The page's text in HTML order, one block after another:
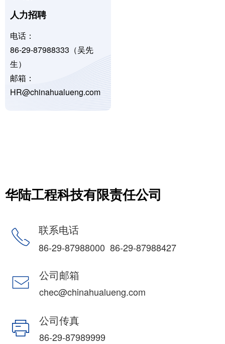
华陆工程科技有限责任公司
ꂅ 联系电话
86-29-87988000 86-29-87988427
ꂘ 公司邮箱
chec@chinahualueng.com
ꁧ 公司传真
86-29-87989999
人力招聘
电话：
86-29-87988333（吴先
生）
邮箱：
HR@chinahualueng.com